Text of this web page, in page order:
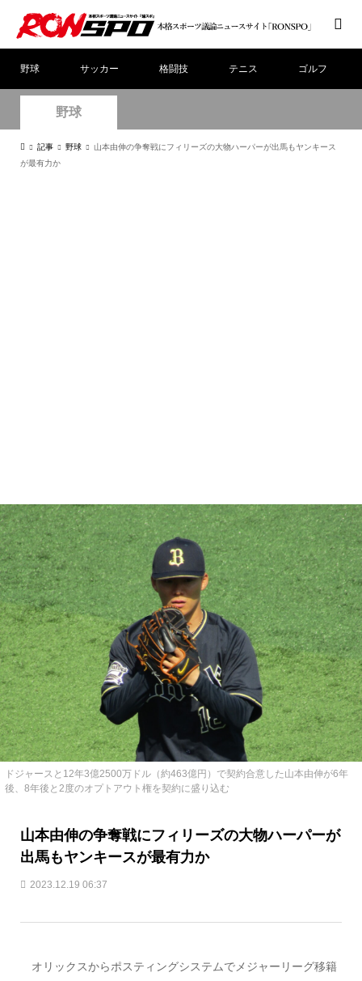
野球 サッカー 格闘技 テニス ゴルフ
野球
記事 野球
山本由伸の争奪戦にフィリーズの大物ハーパーが出馬もヤンキース
が最有力か
ドジャースと12年3億2500万ドル（約463億円）で契約合意した山本由伸が6年
後、8年後と2度のオプトアウト権を契約に盛り込む
山本由伸の争奪戦にフィリーズの大物ハーパーが
出馬もヤンキースが最有力か
2023.12.19 06:37
オリックスからポスティングシステムでメジャーリーグ移籍